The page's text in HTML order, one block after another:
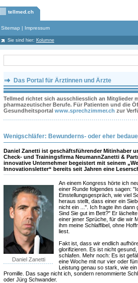
tellmed.ch
Sitemap | Impressum
Sie sind hier: Kolumne
Das Portal für Ärztinnen und Ärzte
Tellmed richtet sich ausschliesslich an Mitglieder
pharmazeutischer Berufe. Für Patienten und die
Gesundheitsportal www.sprechzimmer.ch zur
Wenigschläfer: Bewunderns- oder eher
Daniel Zanetti ist geschäftsführender Mitinhaber
Check- und Trainingsfirma NeumannZanetti &
innovative Unternehmer begeistert mit seinem
Innovationsletter“ bereits seit Jahren eine
Daniel Zanetti
An einem Kongress hörte ich
einer Runde folgendes sagen:
Einstellungsgespräch, wie viel
heraus stellt, dass einer ein
nicht ein ...". Ich fragte ihn
Sind Sie gut im Bett?" Er
einer jener Sprüche, für die wir
ihm meine Schlaffibel, ohne
liest.
Fakt ist, dass wir endlich
glorifizieren. Es ist nicht
schlafen. Mehr noch: Es ist
eine Woche mit nur vier oder
Leistung genau so stark, wie
Promille. Das sage nicht ich, sondern renommierte
oder Jürg Schwander.